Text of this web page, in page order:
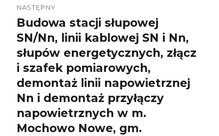
NASTĘPNY
Następny
wpis:
Budowa stacji słupowej
SN/Nn, linii kablowej SN i Nn,
słupów energetycznych, złącz
i szafek pomiarowych,
demontaż linii napowietrznej
Nn i demontaż przyłączy
napowietrznych w m.
Mochowo Nowe, gm.